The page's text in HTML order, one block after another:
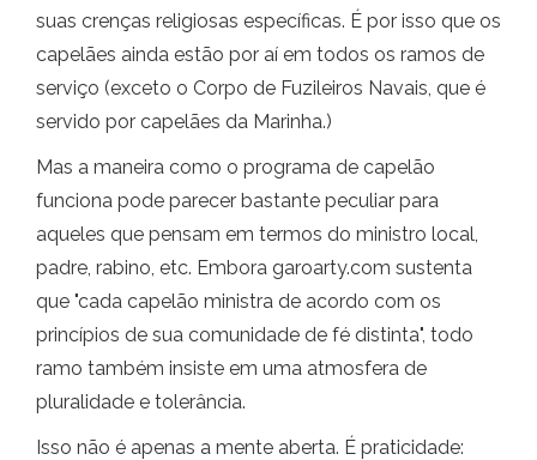
suas crenças religiosas específicas. É por isso que os
capelães ainda estão por aí em todos os ramos de
serviço (exceto o Corpo de Fuzileiros Navais, que é
servido por capelães da Marinha.)
Mas a maneira como o programa de capelão
funciona pode parecer bastante peculiar para
aqueles que pensam em termos do ministro local,
padre, rabino, etc. Embora garoarty.com sustenta
que "cada capelão ministra de acordo com os
princípios de sua comunidade de fé distinta", todo
ramo também insiste em uma atmosfera de
pluralidade e tolerância.
Isso não é apenas a mente aberta. É praticidade: